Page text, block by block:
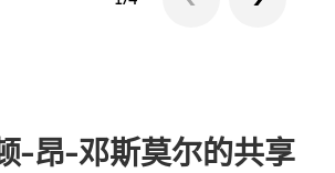
-昂-邓斯莫尔的共享